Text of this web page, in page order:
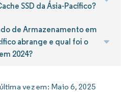
SSD da Ásia-Pacífico?
de Armazenamento em
abrange e qual foi o
2024?
vez em: Maio 6, 2025